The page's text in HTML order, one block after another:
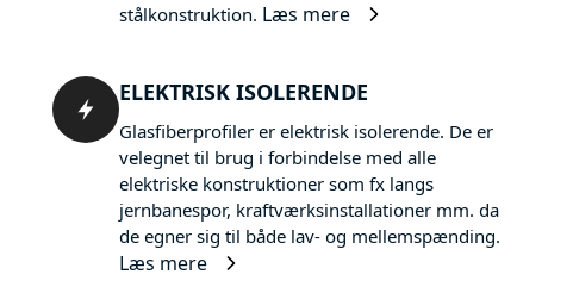
stålkonstruktion. Læs mere
ELEKTRISK ISOLERENDE
Glasfiberprofiler er elektrisk isolerende. De er
velegnet til brug i forbindelse med alle
elektriske konstruktioner som fx langs
jernbanespor, kraftværksinstallationer mm. da
de egner sig til både lav- og mellemspænding.
Læs mere